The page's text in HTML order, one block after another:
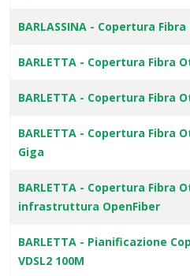
BARLASSINA - Copertura
BARLETTA - Copertura Fibra
BARLETTA - Copertura Fibra
BARLETTA - Copertura Fibra
Giga
BARLETTA - Copertura Fibra
infrastruttura OpenFiber
BARLETTA - Pianificazione
VDSL2 100M